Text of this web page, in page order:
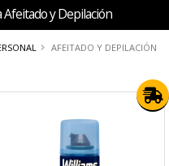
y Depilación
AFEITADO Y DEPILACIÓN